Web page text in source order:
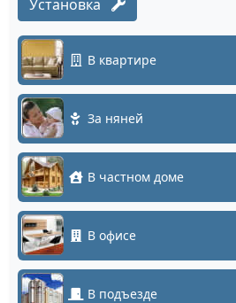
Установка
В квартире
За няней
В частном доме
В офисе
В подъезде